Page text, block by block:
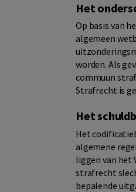
Het
Op basis van
algemeen
worden. Als
commuun
Strafrecht is
Het
Het
algemene
liggen van het
strafrecht
bepalende